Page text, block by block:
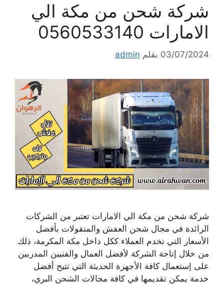
شركة شحن من مكة الي
الامارات 0560533140
03/07/2024 بقلم admin
شركة شحن من مكة الي الامارات تعتبر من الشركات
الرائدة في مجال شحن العفش والمنقولات بأفضل
الأسعار التي تخدم العملاء ككل داخل مكة المكرمة، ذلك
من خلال إتاحة الشركة لأفضل العمال والفنيين المدربين
على إستعمال كافة الأجهزة الحديثة التي تتيح أفضل
خدمة يمكن تقديمها في كافة مجالات الشحن البري،